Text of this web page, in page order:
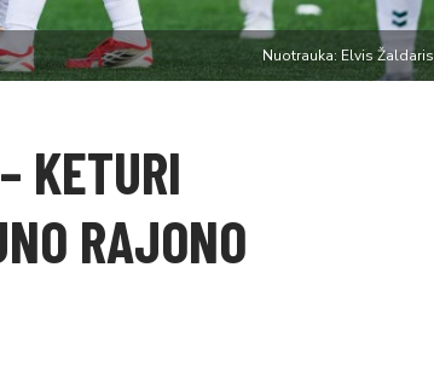
Nuotrauka: Elvis Žaldaris
KETURI
RAJONO